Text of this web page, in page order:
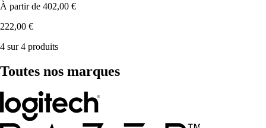
À partir de 402,00 €
222,00 €
4 sur 4 produits
Toutes nos marques